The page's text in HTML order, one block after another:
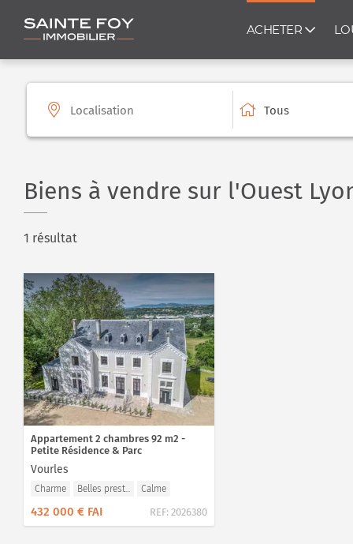
ACHETER
Tous
Biens à vendre sur l'Ouest
1 résultat
Appartement 2 chambres 92 m2 -
Petite Résidence & Parc
Vourles
Charme Belles prest... Calme
432 000 € FAI REF: 2026380